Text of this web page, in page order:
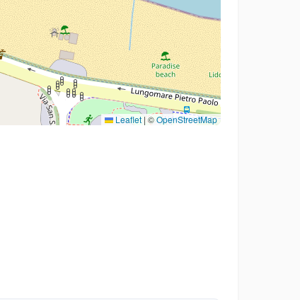
Leaflet |©OpenStreetMap